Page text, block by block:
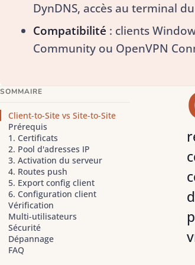
DynDNS, accès au terminal
Compatibilité : clients
Community ou OpenVPN
SOMMAIRE
Client-to-Site vs Site-to-Site
Prérequis
1. Certificats
2. Pool d'adresses IP
3. Activation du serveur
4. Routes push
5. Export config client
6. Configuration client
Vérification
Multi-utilisateurs
Sécurité
Dépannage
FAQ